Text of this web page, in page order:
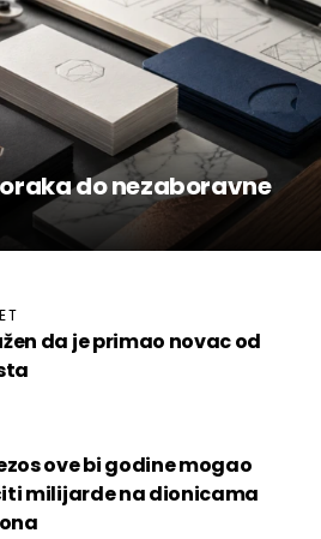
do nezaboravne
da je primao novac od
ove bi godine mogao
milijarde na dionicama